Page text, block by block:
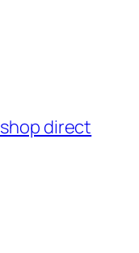
direct